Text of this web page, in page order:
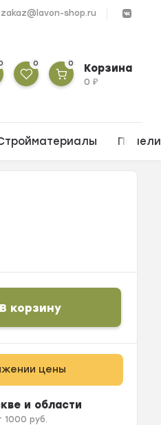
zakaz@lavon-shop.ru
0 0 Корзина
0₽
В корзину
цены
и области
1000 руб.